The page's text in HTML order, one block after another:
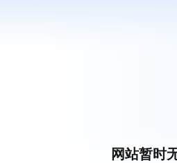
网站暂时